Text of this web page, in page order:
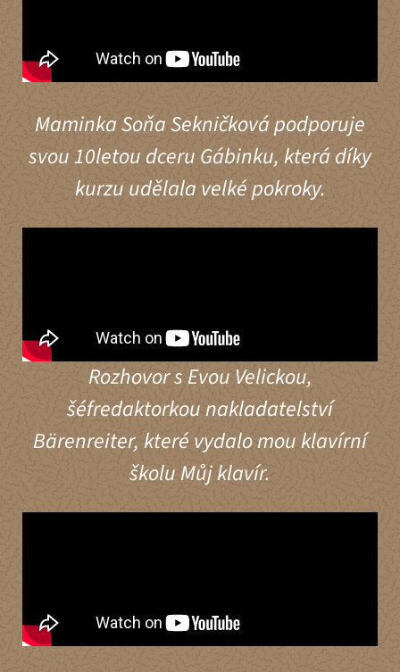
Maminka Soňa Sekničková podporuje
svou 10letou dceru Gábinku, která díky
kurzu udělala velké pokroky.
Rozhovor s Evou Velickou,
šéfredaktorkou nakladatelství
Bärenreiter, které vydalo mou klavírní
školu Můj klavír.